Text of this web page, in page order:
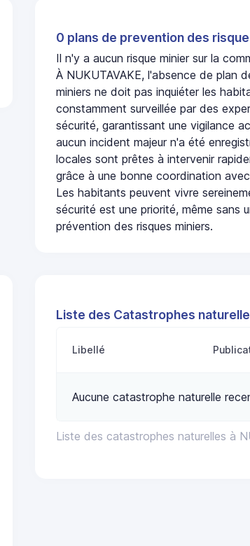
0 plans de prevention des
Il n'y a aucun risque minier sur la
À NUKUTAVAKE, l'absence de plan
miniers ne doit pas inquiéter les
constamment surveillée par des
sécurité, garantissant une vigilance
aucun incident majeur n'a été
locales sont prêtes à intervenir
grâce à une bonne coordination
Les habitants peuvent vivre
sécurité est une priorité, même sans
prévention des risques miniers.
Liste des Catastrophes
Liste des catastrophes naturelles à
Libellé
Aucune catastrophe naturelle